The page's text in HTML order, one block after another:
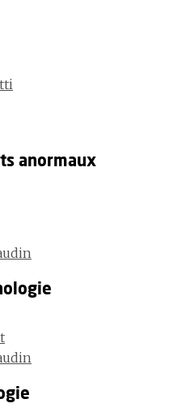
anormaux